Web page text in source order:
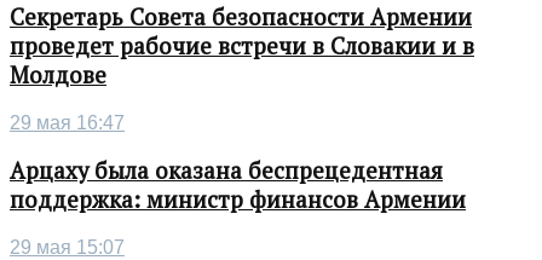
Секретарь Совета безопасности Армении
проведет рабочие встречи в Словакии и в
Молдове
29 мая 16:47
Арцаху была оказана беспрецедентная
поддержка: министр финансов Армении
29 мая 15:07